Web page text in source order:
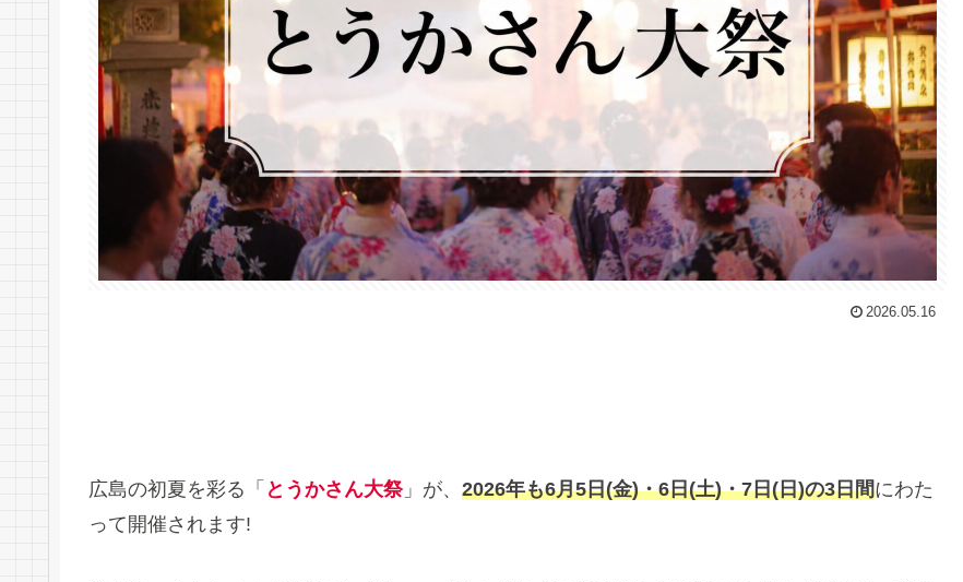
2026.05.16
広島の初夏を彩る「 とうかさん大祭」が、 2026年も6月5日(金)・6日(土)・7日(日)の3日間にわた
って開催されます!